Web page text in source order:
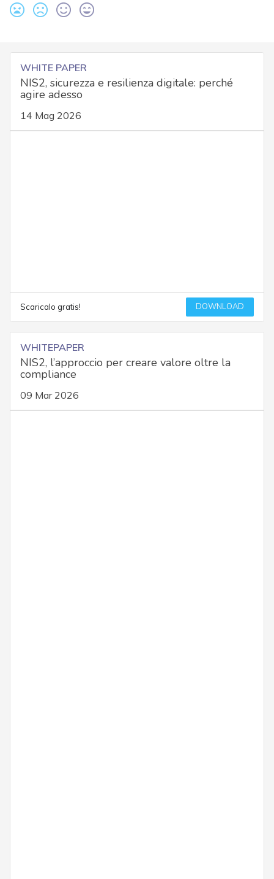
WHITE PAPER
NIS2, sicurezza e resilienza digitale: perché
agire adesso
14 Mag 2026
Scaricalo gratis! DOWNLOAD
WHITEPAPER
NIS2, l’approccio per creare valore oltre la
compliance
09 Mar 2026